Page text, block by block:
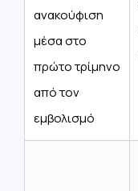
ανακούφιση
μέσα στο
πρώτο τρίμηνο
από τον
εμβολισμό